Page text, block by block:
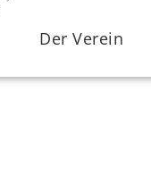
Der Verein